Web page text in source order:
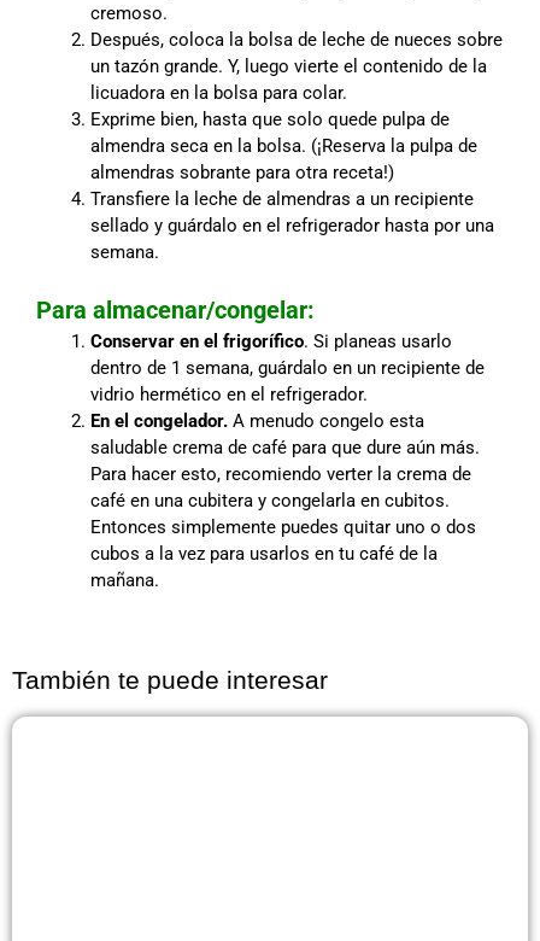
cremoso.
Después, coloca la bolsa de leche de nueces sobre
un tazón grande. Y, luego vierte el contenido de la
licuadora en la bolsa para colar.
Exprime bien, hasta que solo quede pulpa de
almendra seca en la bolsa. (¡Reserva la pulpa de
almendras sobrante para otra receta!)
Transfiere la leche de almendras a un recipiente
sellado y guárdalo en el refrigerador hasta por una
semana.
Para almacenar/congelar:
Conservar en el frigorífico. Si planeas usarlo
dentro de 1 semana, guárdalo en un recipiente de
vidrio hermético en el refrigerador.
En el congelador. A menudo congelo esta
saludable crema de café para que dure aún más.
Para hacer esto, recomiendo verter la crema de
café en una cubitera y congelarla en cubitos.
Entonces simplemente puedes quitar uno o dos
cubos a la vez para usarlos en tu café de la
mañana.
También te puede interesar